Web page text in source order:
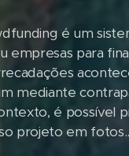
é um
para
mediante
é possível
projeto em